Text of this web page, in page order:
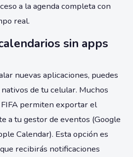
a la agenda completa con
real.
sin apps
nuevas aplicaciones, puedes
de tu celular. Muchos
permiten exportar el
a tu gestor de eventos (Google
Calendar). Esta opción es
recibirás notificaciones